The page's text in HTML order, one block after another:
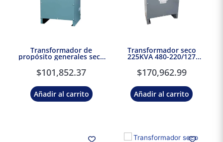
Transformador de
propósito generales seco
112KVA 480-220/127
Schneider Electric
$101,852.37
Añadir al carrito
Transformador seco
225KVA 480-220/127
$170,962.99
Añadir al carrito